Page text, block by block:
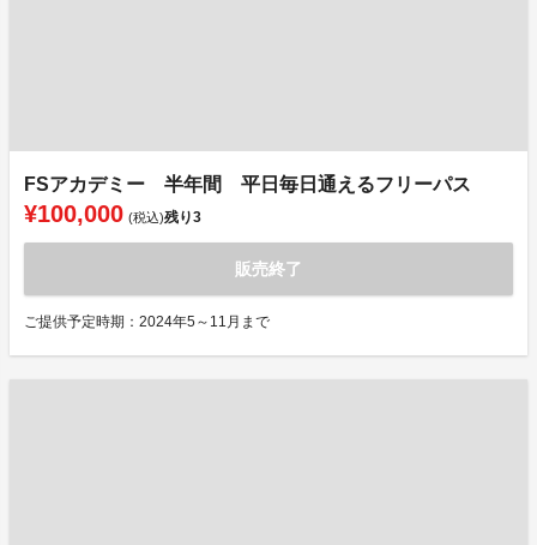
FSアカデミー 半年間 平日毎日通えるフリーパス
¥100,000 (税込)残り3
販売終了
ご提供予定時期：2024年5～11月まで